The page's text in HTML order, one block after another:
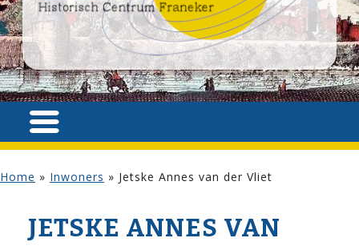
Home » Inwoners » Jetske Annes van der Vliet
JETSKE ANNES VAN